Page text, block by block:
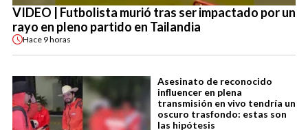
VIDEO | Futbolista murió tras ser impactado por un
rayo en pleno partido en Tailandia
Hace 9 horas
Asesinato de reconocido
influencer en plena
transmisión en vivo tendría un
oscuro trasfondo: estas son
las hipótesis